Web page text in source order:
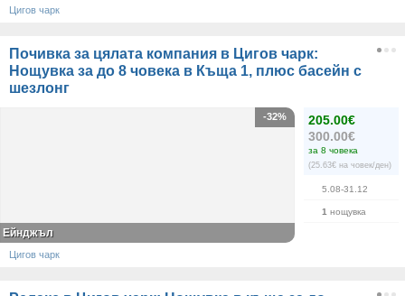
Цигов чарк
Почивка за цялата компания в Цигов чарк:
Нощувка за до 8 човека в Къща 1, плюс басейн с
шезлонг
205.00€
300.00€
за 8 човека
(25.63€ на човек/ден)
5.08-31.12
1 нощувка
-32%
Ейнджъл
Цигов чарк